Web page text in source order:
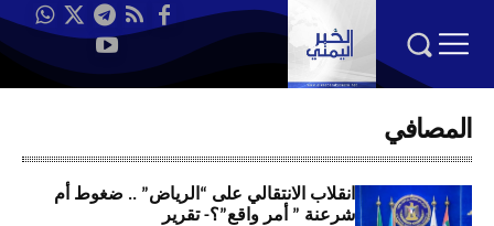
المصافي
انقلاب الانتقالي على “الرياض” .. ضغوط أم
شرعنة ” أمر واقع”؟- تقرير